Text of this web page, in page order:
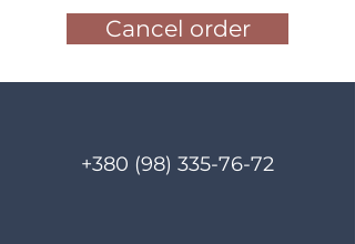
Cancel order
+380 (98) 335-76-72